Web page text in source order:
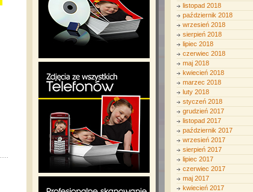
listopad 2018
październik 2018
wrzesień 2018
sierpień 2018
lipiec 2018
czerwiec 2018
maj 2018
kwiecień 2018
marzec 2018
luty 2018
styczeń 2018
grudzień 2017
listopad 2017
październik 2017
wrzesień 2017
sierpień 2017
lipiec 2017
czerwiec 2017
maj 2017
kwiecień 2017